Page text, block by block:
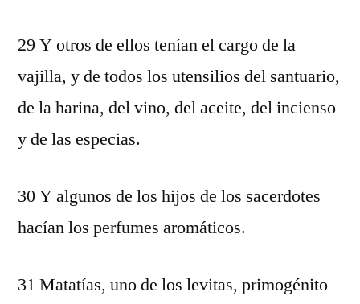
29 Y otros de ellos tenían el cargo de la
vajilla, y de todos los utensilios del santuario,
de la harina, del vino, del aceite, del incienso
y de las especias.
30 Y algunos de los hijos de los sacerdotes
hacían los perfumes aromáticos.
31 Matatías, uno de los levitas, primogénito